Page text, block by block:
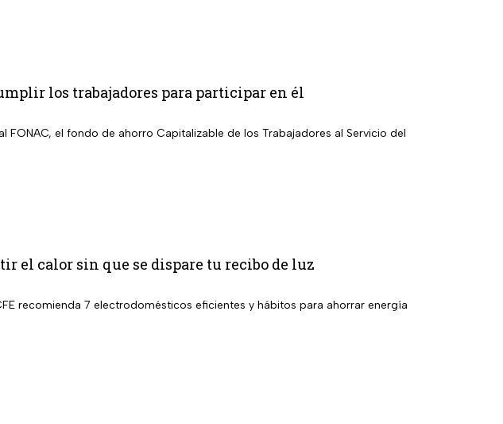
los trabajadores para participar en él
el fondo de ahorro Capitalizable de los Trabajadores al Servicio del
el calor sin que se dispare tu recibo de luz
recomienda 7 electrodomésticos eficientes y hábitos para ahorrar energía